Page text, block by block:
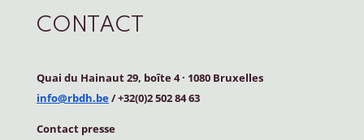
CONTACT
Quai du Hainaut 29, boîte 4· 1080 Bruxelles
info@rbdh.be/ +32(0)2 502 84 63
Contact presse